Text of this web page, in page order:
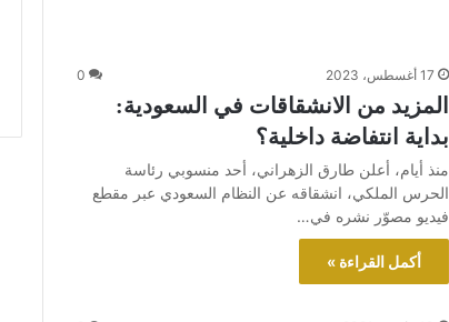
17 أغسطس، 2023 0
المزيد من الانشقاقات في السعودية:
بداية انتفاضة داخلية؟
منذ أيام، أعلن طارق الزهراني، أحد منسوبي رئاسة
الحرس الملكي، انشقاقه عن النظام السعودي عبر مقطع
فيديو مصوّر نشره في…
أكمل القراءة »